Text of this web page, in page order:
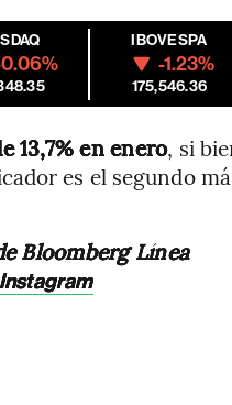
IBOVESPA
-1.23%
175,546.36
13,7% en enero, si
es el segundo
Bloomberg Línea
Instagram